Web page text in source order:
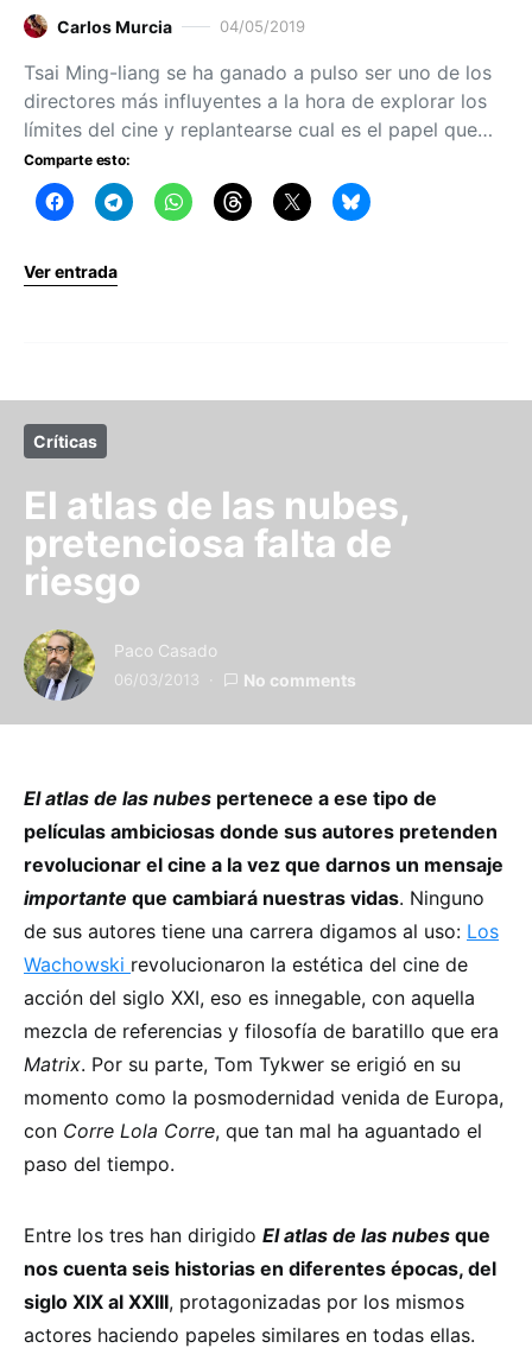
Carlos Murcia 04/05/2019
Tsai Ming-liang se ha ganado a pulso ser uno de los
directores más influyentes a la hora de explorar los
límites del cine y replantearse cual es el papel que…
Comparte esto:
Ver entrada
Críticas
El atlas de las nubes,
pretenciosa falta de
riesgo
Paco Casado
06/03/2013 No comments
El atlas de las nubes pertenece a ese tipo de
películas ambiciosas donde sus autores pretenden
revolucionar el cine a la vez que darnos un mensaje
importante que cambiará nuestras vidas. Ninguno
de sus autores tiene una carrera digamos al uso: Los
Wachowski revolucionaron la estética del cine de
acción del siglo XXI, eso es innegable, con aquella
mezcla de referencias y filosofía de baratillo que era
Matrix. Por su parte, Tom Tykwer se erigió en su
momento como la posmodernidad venida de Europa,
con Corre Lola Corre, que tan mal ha aguantado el
paso del tiempo.
Entre los tres han dirigido El atlas de las nubes que
nos cuenta seis historias en diferentes épocas, del
siglo XIX al XXIII, protagonizadas por los mismos
actores haciendo papeles similares en todas ellas.